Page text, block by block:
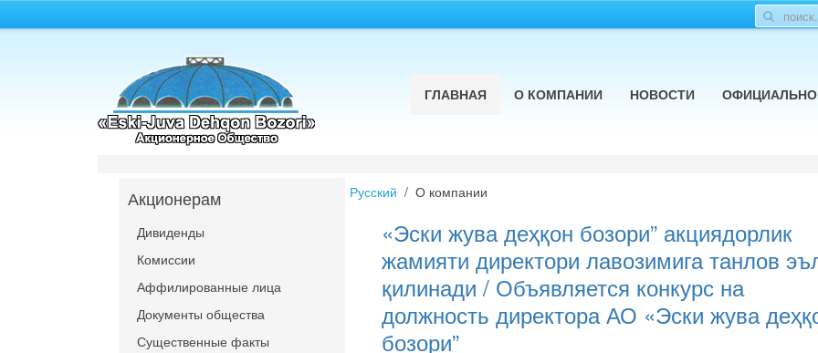
ГЛАВНАЯ О КОМПАНИИ НОВОСТИ ОФИЦИАЛЬНО
Русский О компании
«Эски жува деҳқон бозори” акциядорлик
жамияти директори лавозимига танлов
қилинади / Объявляется конкурс на
должность директора АО «Эски жува
бозори”
Акционерам
Дивиденды
Комиссии
Аффилированные лица
Документы общества
Существенные факты